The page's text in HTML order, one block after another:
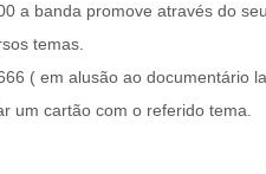
a banda promove através do
temas.
( em alusão ao documentário
um cartão com o referido tema.